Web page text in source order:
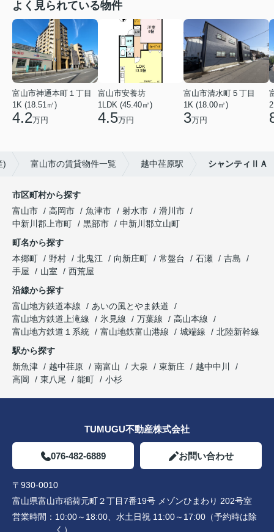
よく見られている物件
富山市神通本町１丁目
1K (18.51㎡)
4.2万円
富山市安養坊
1LDK (45.40㎡)
4.5万円
富山市清水町５丁目
1K (18.00㎡)
3万円
) 富山市の賃貸物件一覧 越中荏原駅 シャンティⅡＡ
市区町村から探す
富山市
高岡市 魚津市 射水市
滑川市
中新川郡上市町
黒部市
中新川郡立山町
町名から探す
本郷町
野村 北鬼江 向新庄町 常盤台 石瀬
吉島
手屋
山室
西荒屋
沿線から探す
富山地方鉄道本線
あいの風とやま鉄道
富山地方鉄道上滝線
氷見線 万葉線
高山本線
富山地方鉄道１系統
富山地鉄富山港線 城端線
北陸新幹線
駅から探す
新魚津
越中荏原 南富山 大泉 東新庄
越中中川
高岡
東八尾 能町 小杉
TUMUGU不動産株式会社
076-482-6889 お問い合わせ
〒930-0010
富山県富山市稲荷元町２丁目7番19号 メゾンひまわり 202号室
営業時間： 10:00～18:00、水土日祝 11:00～17:00（予約時は除
く）